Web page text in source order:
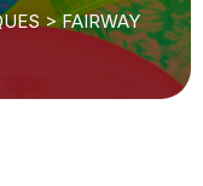
>FAIRWAY